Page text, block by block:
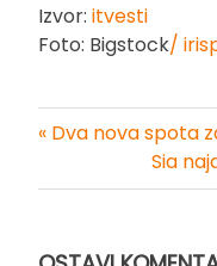
Izvor: itvesti
Foto: Bigstock/
Kretanje
« Dva nova spota
Sia